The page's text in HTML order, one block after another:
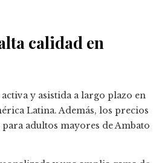
calidad en
y asistida a largo plazo en
Latina. Además, los precios
adultos mayores de Ambato